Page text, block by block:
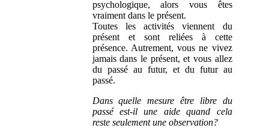
psychologique, alors vous êtes
vraiment dans le présent.
Toutes les activités viennent du
présent et sont reliées à cette
présence. Autrement, vous ne vivez
jamais dans le présent, et vous allez
du passé au futur, et du futur au
passé.
Dans quelle mesure être libre du
passé est-il une aide quand cela
reste seulement une observation?